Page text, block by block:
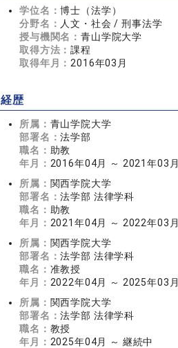
学位名：博士（法学）
分野名： 人文・社会 / 刑事法学
授与機関名：青山学院大学
取得方法：課程
取得年月： 2016年03月
経歴
所属： 青山学院大学
部署名：法学部
職名： 助教
年月： 2016年04月 ～ 2021年03月
所属： 関西学院大学
部署名：法学部 法律学科
職名： 助教
年月： 2021年04月 ～ 2022年03月
所属： 関西学院大学
部署名：法学部 法律学科
職名： 准教授
年月： 2022年04月 ～ 2025年03月
所属： 関西学院大学
部署名：法学部 法律学科
職名： 教授
年月： 2025年04月 ～ 継続中